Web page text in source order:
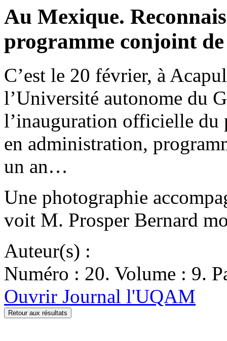
Au Mexique.
programme conjoint
C’est le 20 février, à
l’Université autonome du
l’inauguration officielle du
en administration,
un an…
Une photographie
voit M. Prosper Bernard
Auteur(s) :
Numéro : 20. Volume : 9.
Ouvrir Journal l'UQAM
Retour aux résultats